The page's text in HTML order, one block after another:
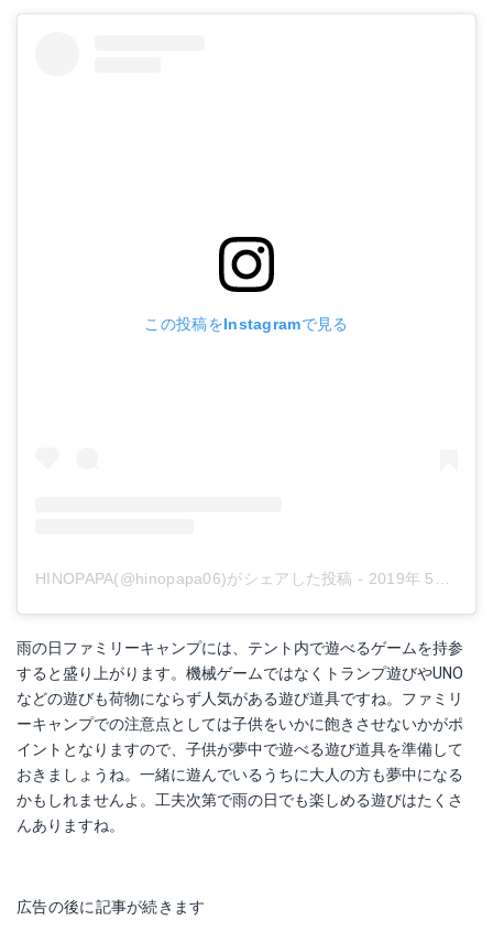
この投稿をInstagramで見る
HINOPAPA(@hinopapa06)がシェアした投稿 - 2019年 5月月13日午後11時56分PDT
雨の日ファミリーキャンプには、テント内で遊べるゲームを持参
すると盛り上がります。機械ゲームではなくトランプ遊びやUNO
などの遊びも荷物にならず人気がある遊び道具ですね。ファミリ
ーキャンプでの注意点としては子供をいかに飽きさせないかがポ
イントとなりますので、子供が夢中で遊べる遊び道具を準備して
おきましょうね。一緒に遊んでいるうちに大人の方も夢中になる
かもしれませんよ。工夫次第で雨の日でも楽しめる遊びはたくさ
んありますね。
広告の後に記事が続きます